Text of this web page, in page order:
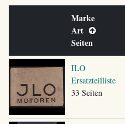
Marke
Art
Seiten
ILO
Ersatzteilliste
33 Seiten